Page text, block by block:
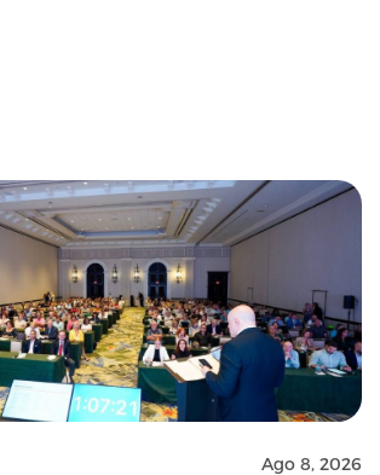
Ago 8, 2026